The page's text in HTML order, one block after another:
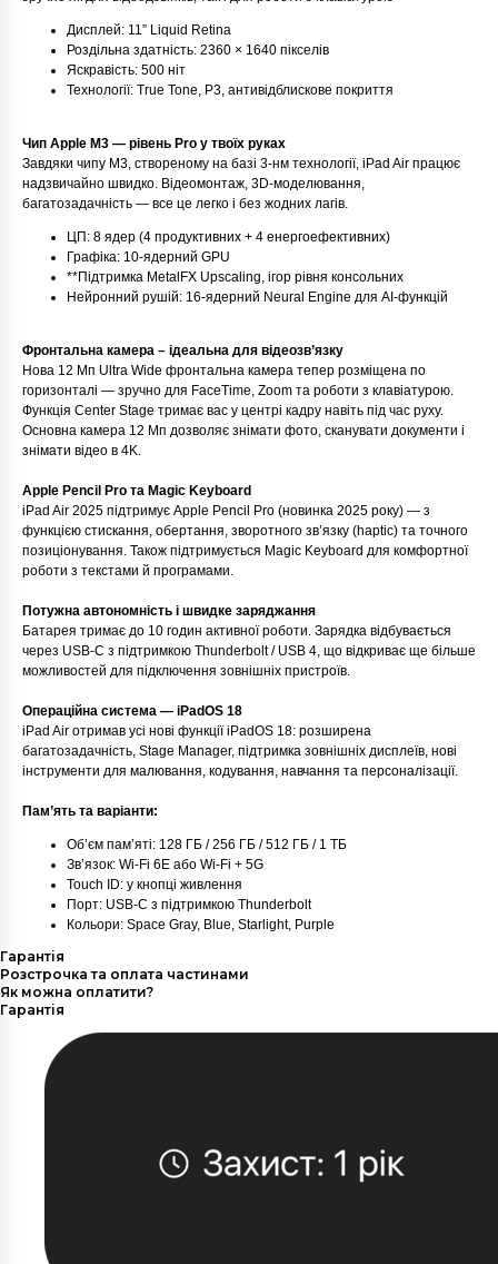
Дисплей: 11” Liquid Retina
Роздільна здатність: 2360 × 1640 пікселів
Яскравість: 500 ніт
Технології: True Tone, P3, антивідблискове покриття
Чип Apple M3 — рівень Pro у твоїх руках
Завдяки чипу M3, створеному на базі 3-нм технології, iPad Air працює
надзвичайно швидко. Відеомонтаж, 3D-моделювання,
багатозадачність — все це легко і без жодних лагів.
ЦП: 8 ядер (4 продуктивних + 4 енергоефективних)
Графіка: 10-ядерний GPU
**Підтримка MetalFX Upscaling, ігор рівня консольних
Нейронний рушій: 16-ядерний Neural Engine для AI-функцій
Фронтальна камера – ідеальна для відеозв’язку
Нова 12 Мп Ultra Wide фронтальна камера тепер розміщена по
горизонталі — зручно для FaceTime, Zoom та роботи з клавіатурою.
Функція Center Stage тримає вас у центрі кадру навіть під час руху.
Основна камера 12 Мп дозволяє знімати фото, сканувати документи і
знімати відео в 4K.
Apple Pencil Pro та Magic Keyboard
iPad Air 2025 підтримує Apple Pencil Pro (новинка 2025 року) — з
функцією стискання, обертання, зворотного зв’язку (haptic) та точного
позиціонування. Також підтримується Magic Keyboard для комфортної
роботи з текстами й програмами.
Потужна автономність і швидке заряджання
Батарея тримає до 10 годин активної роботи. Зарядка відбувається
через USB‑C з підтримкою Thunderbolt / USB 4, що відкриває ще більше
можливостей для підключення зовнішніх пристроїв.
Операційна система — iPadOS 18
iPad Air отримав усі нові функції iPadOS 18: розширена
багатозадачність, Stage Manager, підтримка зовнішніх дисплеїв, нові
інструменти для малювання, кодування, навчання та персоналізації.
Пам’ять та варіанти:
Об’єм пам’яті: 128 ГБ / 256 ГБ / 512 ГБ / 1 ТБ
Зв’язок: Wi‑Fi 6E або Wi‑Fi + 5G
Touch ID: у кнопці живлення
Порт: USB‑C з підтримкою Thunderbolt
Кольори: Space Gray, Blue, Starlight, Purple
Гарантія
Розстрочка та оплата частинами
Як можна оплатити?
Гарантія